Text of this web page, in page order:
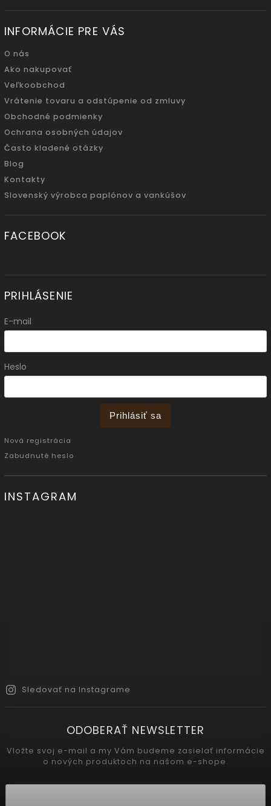
INFORMÁCIE PRE VÁS
O nás
Ako nakupovať
Veľkoobchod
Vrátenie tovaru a odstúpenie od zmluvy
Obchodné podmienky
Ochrana osobných údajov
Často kladené otázky
Blog
Kontakty
Slovenský výrobca paplónov a vankúšov
FACEBOOK
PRIHLÁSENIE
E-mail
Heslo
Prihlásiť sa
Nová registrácia
Zabudnuté heslo
INSTAGRAM
Sledovať na Instagrame
ODOBERAŤ NEWSLETTER
Vložte svoj e-mail a my Vám budeme zasielať informácie
o nových produktoch na našom e-shope.